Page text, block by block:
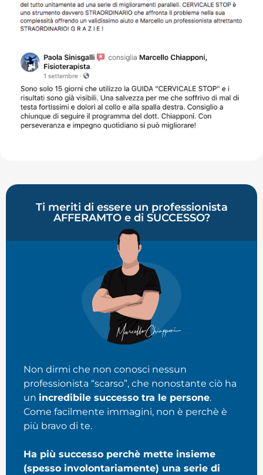
Ti meriti di essere un professionista
AFFERAMTOe di SUCCESSO?
Non dirmi che non conosci nessun
professionista “scarso”, che nonostante ciò ha
un incredibile successo tra le persone.
Come facilmente immagini, non è perchè è
più bravo di te.
Ha più successo perchè mette insieme
(spesso involontariamente) una serie di